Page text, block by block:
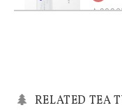
★2026
RELATED TEA